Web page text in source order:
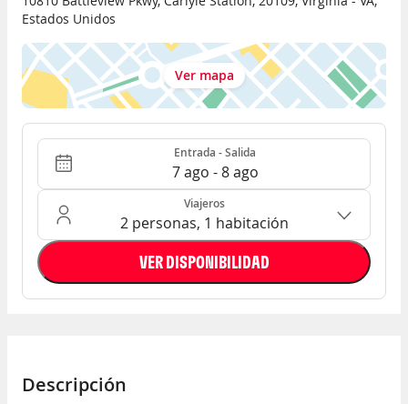
Estados Unidos
Ver mapa
Entrada - Salida Entrada - Salida
7 ago - 8 ago
Ocupación: 2 personas, 1 habitación
Viajeros
2 personas, 1 habitación
VER DISPONIBILIDAD
Descripción